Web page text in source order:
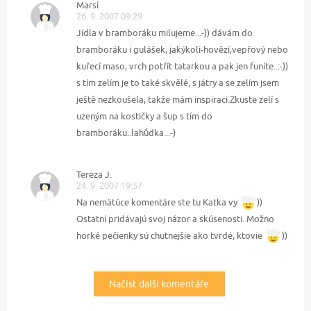
Marsí
26. 9. 2007 09:29
Jídla v bramboráku milujeme...-)) dávám do
bramboráku i gulášek, jakýkoli-hovězí,vepřový nebo
kuřecí maso, vrch potřít tatarkou a pak jen funíte..:-))
s tím zelím je to také skvělé, s játry a se zelím jsem
ještě nezkoušela, takže mám inspiraci.Zkuste zelí s
uzeným na kostičky a šup s tím do
bramboráku..lahůdka...-)
Tereza J.
24. 9. 2007 19:57
Na nemätúce komentáre ste tu Katka vy
))
Ostatní pridávajú svoj názor a skúsenosti. Možno
horké pečienky sú chutnejšie ako tvrdé, ktovie
))
Načíst další komentáře